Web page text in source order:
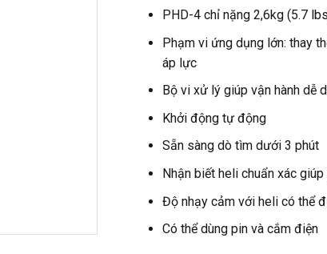
PHD-4 chỉ nặng 2,6kg (5.7
Phạm vi ứng dụng lớn: thay
áp lực
Bộ vi xử lý giúp vận hành dễ
Khởi động tự động
Sẵn sàng dò tìm dưới 3 phút
Nhận biết heli chuẩn xác
Độ nhạy cảm với heli có thể
Có thể dùng pin và cắm điện